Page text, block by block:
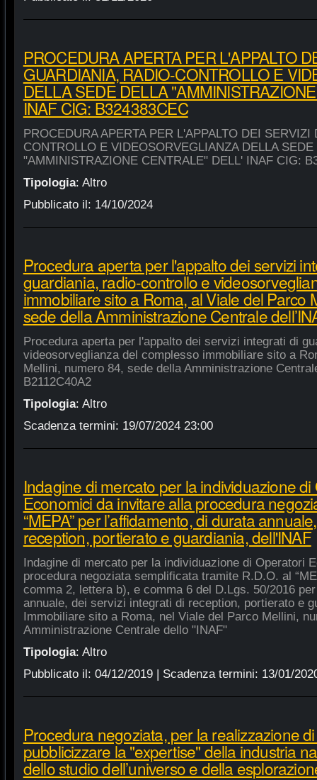
PROCEDURA APERTA PER L'APPALTO
GUARDIANIA, RADIO-CONTROLLO E
DELLA SEDE DELLA
INAF CIG: B324383CEC
PROCEDURA APERTA PER L'APPALTO DEI
CONTROLLO E VIDEOSORVEGLIANZA DELLA SEDE
"AMMINISTRAZIONE CENTRALE" DELL' INAF CIG:
Tipologia: Altro
Pubblicato il: 14/10/2024
Procedura aperta per l'appalto dei servizi
guardiania, radio-controllo e
immobiliare sito a Roma, al Viale del Parco
sede della Amministrazione Centrale
Procedura aperta per l'appalto dei servizi integrati di
videosorveglianza del complesso immobiliare sito a
Mellini, numero 84, sede della Amministrazione
B2112C40A2
Tipologia: Altro
Scadenza termini: 19/07/2024 23:00
Indagine di mercato per la individuazione
Economici da invitare alla procedura
“MEPA” per l’affidamento, di durata
reception, portierato e guardiania, dell'INAF
Indagine di mercato per la individuazione di Operatori
procedura negoziata semplificata tramite R.D.O. al
comma 2, lettera b), e comma 6 del D.Lgs. 50/2016
annuale, dei servizi integrati di reception, portierato e
Immobiliare sito a Roma, nel Viale del Parco Mellini,
Amministrazione Centrale dello "INAF"
Tipologia: Altro
Pubblicato il: 04/12/2019| Scadenza termini: 13/01/
Procedura negoziata, per la realizzazione
pubblicizzare la "expertise" della industria
dello studio dell’universo e della